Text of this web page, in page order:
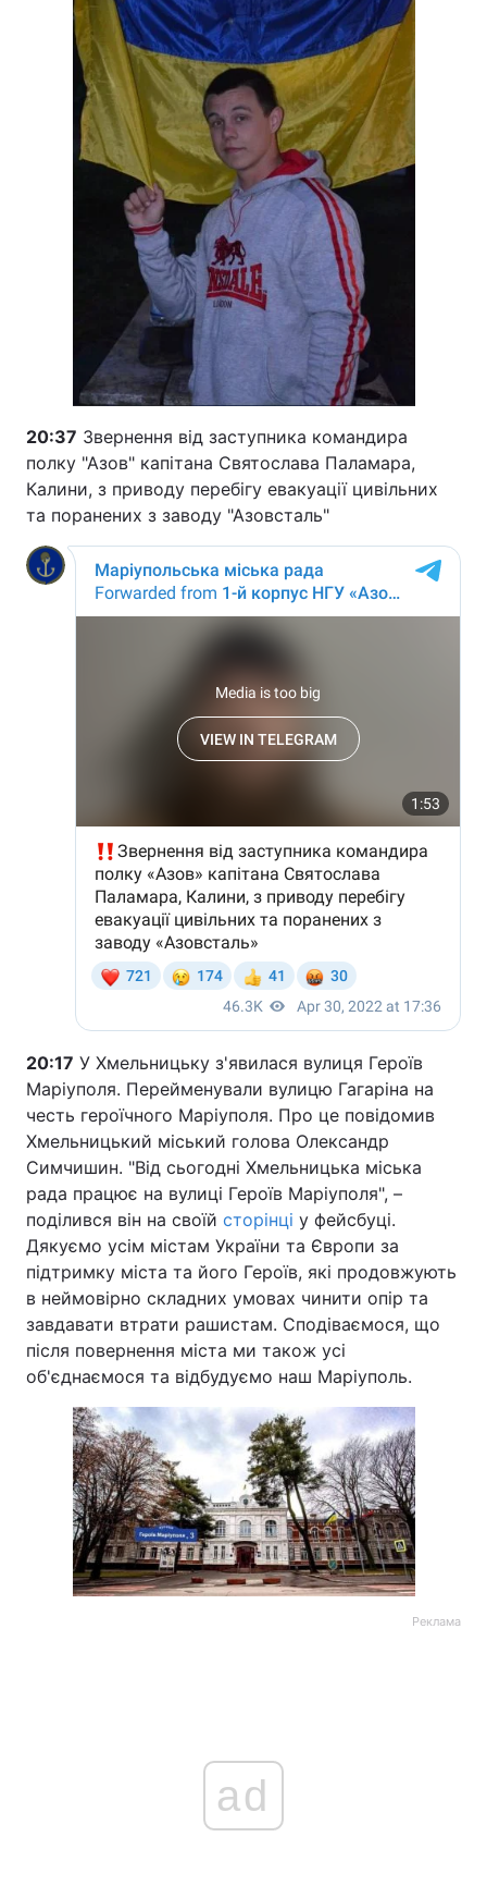
20:37 Звернення від заступника командира
полку "Азов" капітана Святослава Паламара,
Калини, з приводу перебігу евакуації цивільних
та поранених з заводу "Азовсталь"
20:17 У Хмельницьку з'явилася вулиця Героїв
Маріуполя. Перейменували вулицю Гагаріна на
честь героїчного Маріуполя. Про це повідомив
Хмельницький міський голова Олександр
Симчишин. "Від сьогодні Хмельницька міська
рада працює на вулиці Героїв Маріуполя", –
поділився він на своїй сторінці у фейсбуці.
Дякуємо усім містам України та Європи за
підтримку міста та його Героїв, які продовжують
в неймовірно складних умовах чинити опір та
завдавати втрати рашистам. Сподіваємося, що
після повернення міста ми також усі
об'єднаємося та відбудуємо наш Маріуполь.
Реклама
ad